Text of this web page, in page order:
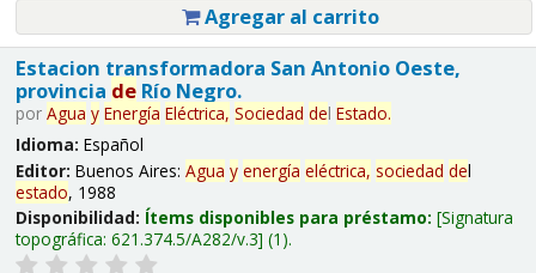
Agregar al carrito
Estacion transformadora San Antonio Oeste,
provincia deRío Negro.
por Agua y Energía Eléctrica, Sociedad del Estado.
Idioma: Español
Editor: Buenos Aires: Agua y energía eléctrica, sociedad del
estado, 1988
Disponibilidad: Ítems disponibles para préstamo: Signatura
topográfica: 621.374.5/A282/v.3 (1).